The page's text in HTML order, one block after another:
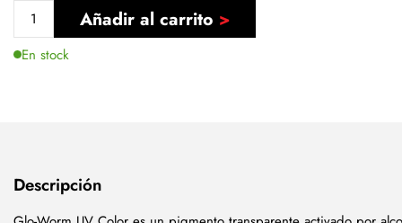
Añadir al carrito
En stock
Descripción